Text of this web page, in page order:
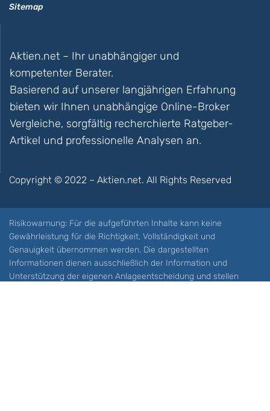
Sitemap
Aktien.net – Ihr unabhängiger und
kompetenter Berater.
Basierend auf unserer langjährigen Erfahrung
bieten wir Ihnen unabhängige Online-Broker
Vergleiche, sorgfältig recherchierte Ratgeber-
Artikel und professionelle Analysen an.
Copyright © 2022 – Aktien.net. All Rights Reserved
Risikowarnung: Für die aufgeführten Inhalte kann keine
Gewährleistung für die Richtigkeit, Vollständigkeit und
Genauigkeit übernommen werden. Die dargestellten
Informationen dienen ausschließlich der Information und
Unterstützung der eigenen Anlageentscheidung und stellen